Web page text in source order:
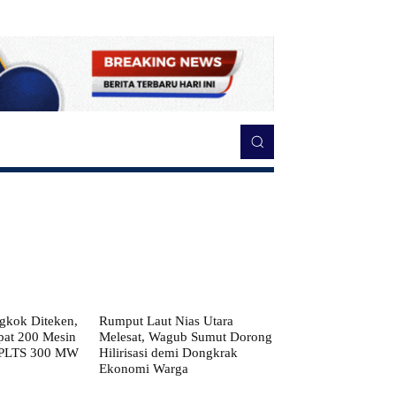
Diteken,
200 Mesin
300 MW
Rumput Laut Nias Utara
Melesat, Wagub Sumut Dorong
Hilirisasi demi Dongkrak
Ekonomi Warga